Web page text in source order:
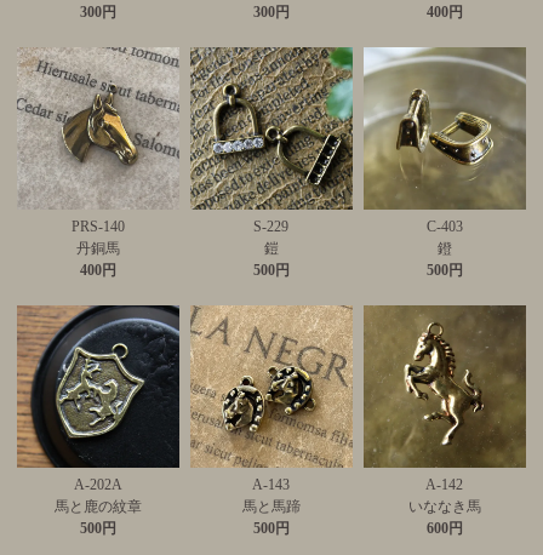
300円
300円
400円
PRS-140
丹銅馬
400円
S-229
鎧
500円
C-403
鐙
500円
A-202A
馬と鹿の紋章
500円
A-143
馬と馬蹄
500円
A-142
いななき馬
600円